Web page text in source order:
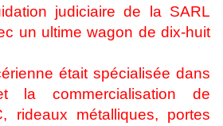
judiciaire de la SARL
un ultime wagon de dix-huit
était spécialisée dans
la commercialisation de
rideaux métalliques, portes